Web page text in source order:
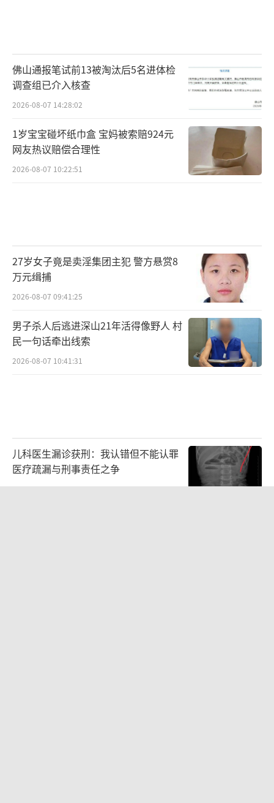
厂商多想一步
消费者的不便就少一分
“五一”之后，头盔成了北京骑乘电动自
行车的必需品。从网友们的交流讨论可见，大
家对存放头盔有着现实需求，对安装尾箱等是
日常使用中的一些不便。少了携带头盔的不
便，也会让骑乘人佩戴头盔更加方便。（责任编
辑：zx0204）
佛山通报笔试前13被淘汰后5名进体检
调查组已介入核查
2026-08-07 14:28:02
1岁宝宝碰坏纸巾盒 宝妈被索赔924元
网友热议赔偿合理性
2026-08-07 10:22:51
27岁女子竟是卖淫集团主犯 警方悬赏8
万元缉捕
2026-08-07 09:41:25
男子杀人后逃进深山21年活得像野人 村
民一句话牵出线索
2026-08-07 10:41:31
儿科医生漏诊获刑：我认错但不能认罪
医疗疏漏与刑事责任之争
2026-08-06 13:45:15